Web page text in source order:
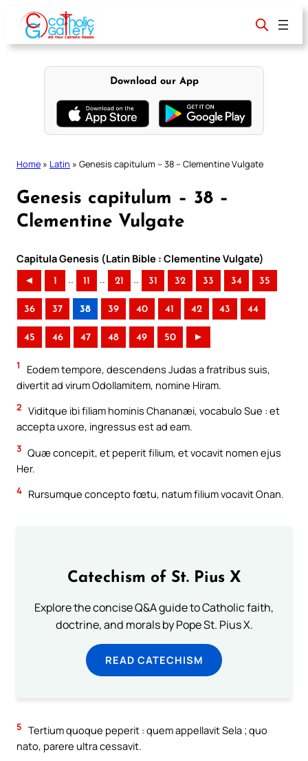
content
Download our App
Home » Latin » Genesis capitulum – 38 – Clementine Vulgate
Genesis capitulum – 38 –
Clementine Vulgate
Capitula Genesis (Latin Bible : Clementine Vulgate)
◄ 1 .. 11 .. 21 .. 31 32 33 34 35
36 37 38 39 40 41 42 43 44
45 46 47 48 49 50 ►
1
Eodem tempore, descendens Judas a fratribus suis,
divertit ad virum Odollamitem, nomine Hiram.
2 Viditque ibi filiam hominis Chananæi, vocabulo Sue : et
accepta uxore, ingressus est ad eam.
3 Quæ concepit, et peperit filium, et vocavit nomen ejus
Her.
4 Rursumque concepto fœtu, natum filium vocavit Onan.
Catechism of St. Pius X
Explore the concise Q&A guide to Catholic faith,
doctrine, and morals by Pope St. Pius X.
READ CATECHISM
5 Tertium quoque peperit : quem appellavit Sela ; quo
nato, parere ultra cessavit.